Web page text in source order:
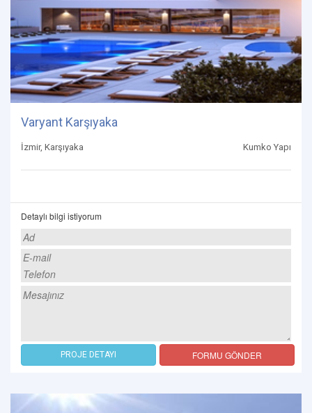
Varyant Karşıyaka
İzmir, Karşıyaka Kumko Yapı
Detaylı bilgi istiyorum
PROJE DETAYI FORMU GÖNDER